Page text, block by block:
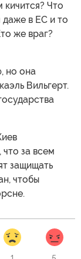
кичится? Что
даже в ЕС и то
же враг?
но она
Вильгерт.
за всем
защищать
чтобы